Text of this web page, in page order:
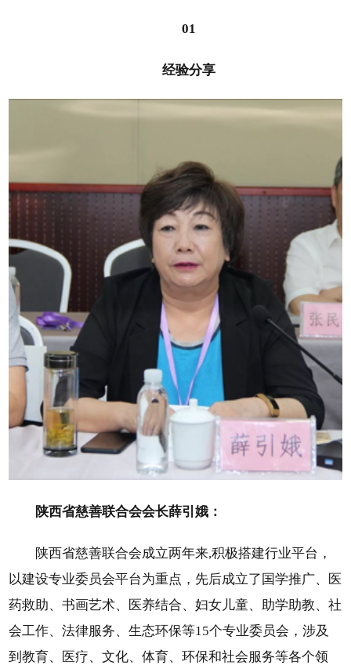
01
经验分享
陕西省慈善联合会会长薛引娥：
陕西省慈善联合会成立两年来,积极搭建行业平台，
以建设专业委员会平台为重点，先后成立了国学推广、医
药救助、书画艺术、医养结合、妇女儿童、助学助教、社
会工作、法律服务、生态环保等15个专业委员会，涉及
到教育、医疗、文化、体育、环保和社会服务等各个领